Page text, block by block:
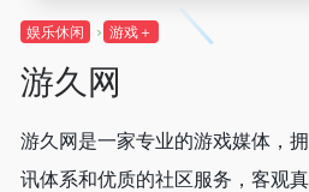
娱乐休闲 游戏＋
游久网
游久网是一家专业的游戏媒体，
讯体系和优质的社区服务，客观